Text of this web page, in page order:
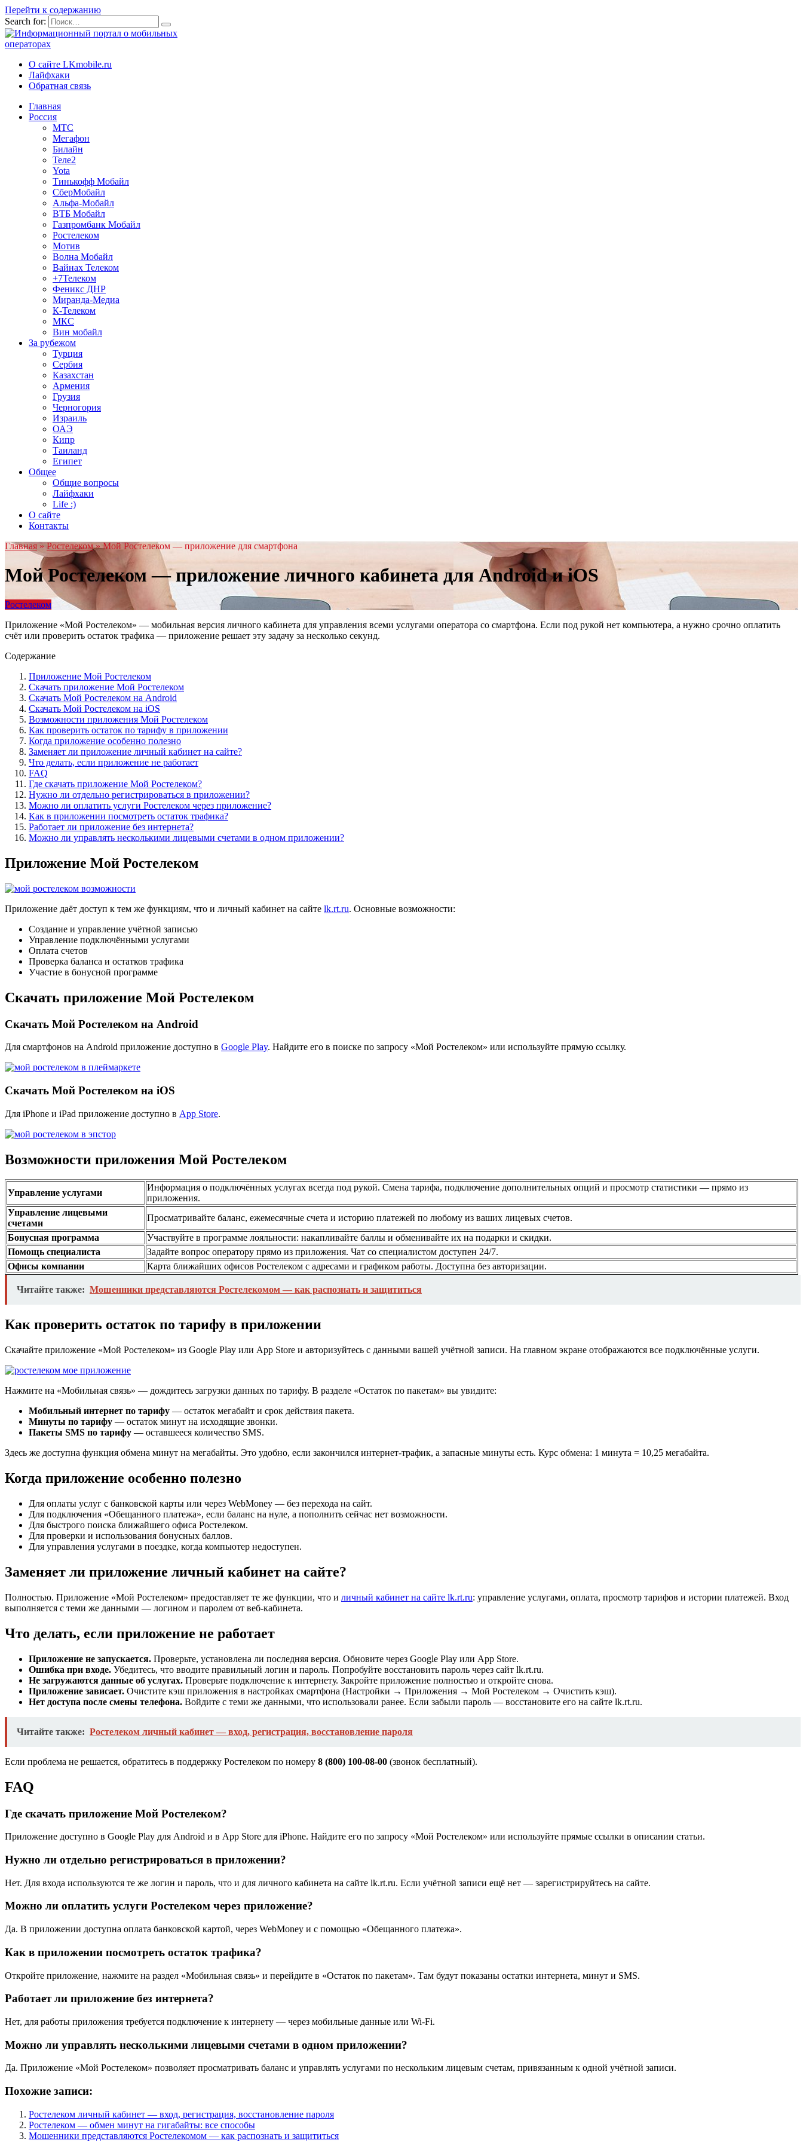
Перейти к содержанию
Search for:
О сайте LKmobile.ru
Лайфхаки
Обратная связь
Главная
Россия
МТС
Мегафон
Билайн
Теле2
Yota
Тинькофф Мобайл
СберМобайл
Альфа-Мобайл
ВТБ Мобайл
Газпромбанк Мобайл
Ростелеком
Мотив
Волна Мобайл
Вайнах Телеком
+7Телеком
Феникс ДНР
Миранда-Медиа
К-Телеком
МКС
Вин мобайл
За рубежом
Турция
Сербия
Казахстан
Армения
Грузия
Черногория
Израиль
ОАЭ
Кипр
Таиланд
Египет
Общее
Общие вопросы
Лайфхаки
Life :)
О сайте
Контакты
Главная » Ростелеком» Мой Ростелеком — приложение для смартфона
Мой Ростелеком — приложение личного кабинета для Android и iOS
Ростелеком
Приложение «Мой Ростелеком» — мобильная версия личного кабинета для управления всеми услугами оператора со смартфона. Если под рукой нет компьютера, а нужно срочно оплатить
счёт или проверить остаток трафика — приложение решает эту задачу за несколько секунд.
Содержание
Приложение Мой Ростелеком
Скачать приложение Мой Ростелеком
Скачать Мой Ростелеком на Android
Скачать Мой Ростелеком на iOS
Возможности приложения Мой Ростелеком
Как проверить остаток по тарифу в приложении
Когда приложение особенно полезно
Заменяет ли приложение личный кабинет на сайте?
Что делать, если приложение не работает
FAQ
Где скачать приложение Мой Ростелеком?
Нужно ли отдельно регистрироваться в приложении?
Можно ли оплатить услуги Ростелеком через приложение?
Как в приложении посмотреть остаток трафика?
Работает ли приложение без интернета?
Можно ли управлять несколькими лицевыми счетами в одном приложении?
Приложение Мой Ростелеком
Приложение даёт доступ к тем же функциям, что и личный кабинет на сайте lk.rt.ru. Основные возможности:
Создание и управление учётной записью
Управление подключёнными услугами
Оплата счетов
Проверка баланса и остатков трафика
Участие в бонусной программе
Скачать приложение Мой Ростелеком
Скачать Мой Ростелеком на Android
Для смартфонов на Android приложение доступно в Google Play. Найдите его в поиске по запросу «Мой Ростелеком» или используйте прямую ссылку.
Скачать Мой Ростелеком на iOS
Для iPhone и iPad приложение доступно в App Store.
Возможности приложения Мой Ростелеком
Управление услугами
Информация о подключённых услугах всегда под рукой. Смена тарифа, подключение дополнительных опций и просмотр статистики — прямо из
приложения.
Управление лицевыми
счетами
Просматривайте баланс, ежемесячные счета и историю платежей по любому из ваших лицевых счетов.
Бонусная программа
Участвуйте в программе лояльности: накапливайте баллы и обменивайте их на подарки и скидки.
Помощь специалиста
Задайте вопрос оператору прямо из приложения. Чат со специалистом доступен 24/7.
Офисы компании
Карта ближайших офисов Ростелеком с адресами и графиком работы. Доступна без авторизации.
Читайте также: Мошенники представляются Ростелекомом — как распознать и защититься
Как проверить остаток по тарифу в приложении
Скачайте приложение «Мой Ростелеком» из Google Play или App Store и авторизуйтесь с данными вашей учётной записи. На главном экране отображаются все подключённые услуги.
Нажмите на «Мобильная связь» — дождитесь загрузки данных по тарифу. В разделе «Остаток по пакетам» вы увидите:
Мобильный интернет по тарифу — остаток мегабайт и срок действия пакета.
Минуты по тарифу — остаток минут на исходящие звонки.
Пакеты SMS по тарифу — оставшееся количество SMS.
Здесь же доступна функция обмена минут на мегабайты. Это удобно, если закончился интернет-трафик, а запасные минуты есть. Курс обмена: 1 минута = 10,25 мегабайта.
Когда приложение особенно полезно
Для оплаты услуг с банковской карты или через WebMoney — без перехода на сайт.
Для подключения «Обещанного платежа», если баланс на нуле, а пополнить сейчас нет возможности.
Для быстрого поиска ближайшего офиса Ростелеком.
Для проверки и использования бонусных баллов.
Для управления услугами в поездке, когда компьютер недоступен.
Заменяет ли приложение личный кабинет на сайте?
Полностью. Приложение «Мой Ростелеком» предоставляет те же функции, что и личный кабинет на сайте lk.rt.ru: управление услугами, оплата, просмотр тарифов и истории платежей. Вход
выполняется с теми же данными — логином и паролем от веб-кабинета.
Что делать, если приложение не работает
Приложение не запускается. Проверьте, установлена ли последняя версия. Обновите через Google Play или App Store.
Ошибка при входе. Убедитесь, что вводите правильный логин и пароль. Попробуйте восстановить пароль через сайт lk.rt.ru.
Не загружаются данные об услугах. Проверьте подключение к интернету. Закройте приложение полностью и откройте снова.
Приложение зависает. Очистите кэш приложения в настройках смартфона (Настройки → Приложения → Мой Ростелеком → Очистить кэш).
Нет доступа после смены телефона. Войдите с теми же данными, что использовали ранее. Если забыли пароль — восстановите его на сайте lk.rt.ru.
Читайте также: Ростелеком личный кабинет — вход, регистрация, восстановление пароля
Если проблема не решается, обратитесь в поддержку Ростелеком по номеру 8 (800) 100-08-00 (звонок бесплатный).
FAQ
Где скачать приложение Мой Ростелеком?
Приложение доступно в Google Play для Android и в App Store для iPhone. Найдите его по запросу «Мой Ростелеком» или используйте прямые ссылки в описании статьи.
Нужно ли отдельно регистрироваться в приложении?
Нет. Для входа используются те же логин и пароль, что и для личного кабинета на сайте lk.rt.ru. Если учётной записи ещё нет — зарегистрируйтесь на сайте.
Можно ли оплатить услуги Ростелеком через приложение?
Да. В приложении доступна оплата банковской картой, через WebMoney и с помощью «Обещанного платежа».
Как в приложении посмотреть остаток трафика?
Откройте приложение, нажмите на раздел «Мобильная связь» и перейдите в «Остаток по пакетам». Там будут показаны остатки интернета, минут и SMS.
Работает ли приложение без интернета?
Нет, для работы приложения требуется подключение к интернету — через мобильные данные или Wi-Fi.
Можно ли управлять несколькими лицевыми счетами в одном приложении?
Да. Приложение «Мой Ростелеком» позволяет просматривать баланс и управлять услугами по нескольким лицевым счетам, привязанным к одной учётной записи.
Похожие записи:
Ростелеком личный кабинет — вход, регистрация, восстановление пароля
Ростелеком — обмен минут на гигабайты: все способы
Мошенники представляются Ростелекомом — как распознать и защититься